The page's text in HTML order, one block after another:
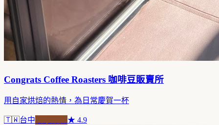
Congrats Coffee Roasters 咖啡豆販賣所
用自家烘焙的熱情，為日常慶賀一杯
🇹🇼台中 ★ 4.9